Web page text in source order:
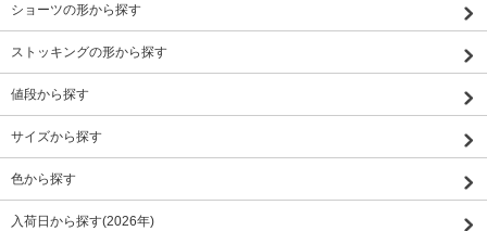
ショーツの形から探す
ストッキングの形から探す
値段から探す
サイズから探す
色から探す
入荷日から探す(2026年)